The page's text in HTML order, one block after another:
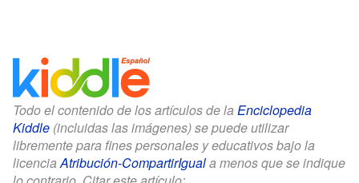
Todo el contenido de los artículos de la Enciclopedia
Kiddle (incluidas las imágenes) se puede utilizar
libremente para fines personales y educativos bajo la
licenciaAtribución-CompartirIguala menos que se indique